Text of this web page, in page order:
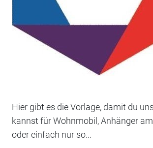
Hier gibt es die Vorlage, damit du
kannst für Wohnmobil, Anhänger
oder einfach nur so...